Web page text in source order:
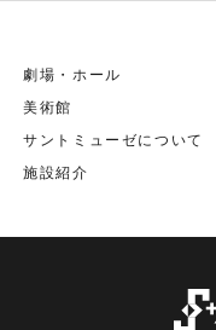
劇場・ホール
美術館
サントミューゼについて
施設紹介